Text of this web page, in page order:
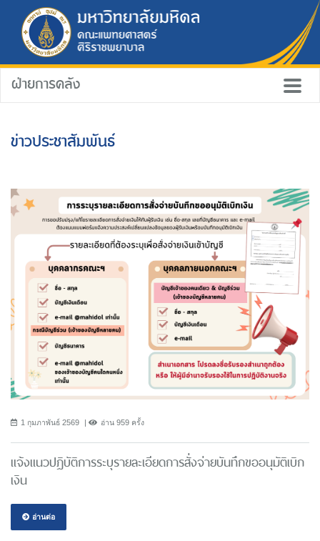
ฝ่ายการคลัง
ข่าวประชาสัมพันธ์
1 กุมภาพันธ์ 2569 อ่าน 959 ครั้ง
แจ้งแนวปฎิบัติการระบุรายละเอียดการสั่งจ่ายบันทึกขออนุมัติเบิก
เงิน
อ่านต่อ